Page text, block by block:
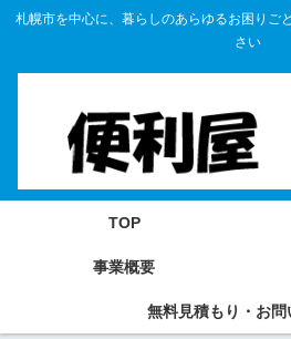
札幌市を中心に、暮らしのあらゆるお困りご
さい
TOP
事業概要
無料見積もり・お問